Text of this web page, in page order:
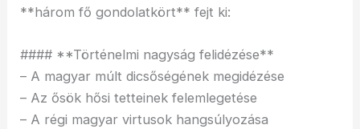
**három fő gondolatkört** fejt ki:
#### **Történelmi nagyság felidézése**
– A magyar múlt dicsőségének megidézése
– Az ősök hősi tetteinek felemlegetése
– A régi magyar virtusok hangsúlyozása